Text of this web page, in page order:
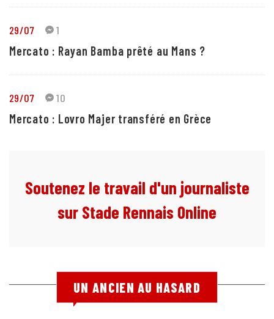
29/07 1
Mercato : Rayan Bamba prêté au Mans ?
29/07 10
Mercato : Lovro Majer transféré en Grèce
Soutenez le travail d'un journaliste
sur Stade Rennais Online
UN ANCIEN AU HASARD